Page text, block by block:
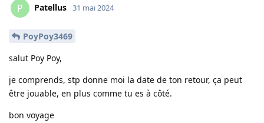
P Patellus 31 mai 2024
PoyPoy3469
salut Poy Poy,
je comprends, stp donne moi la date de ton retour, ça peut
être jouable, en plus comme tu es à côté.
bon voyage